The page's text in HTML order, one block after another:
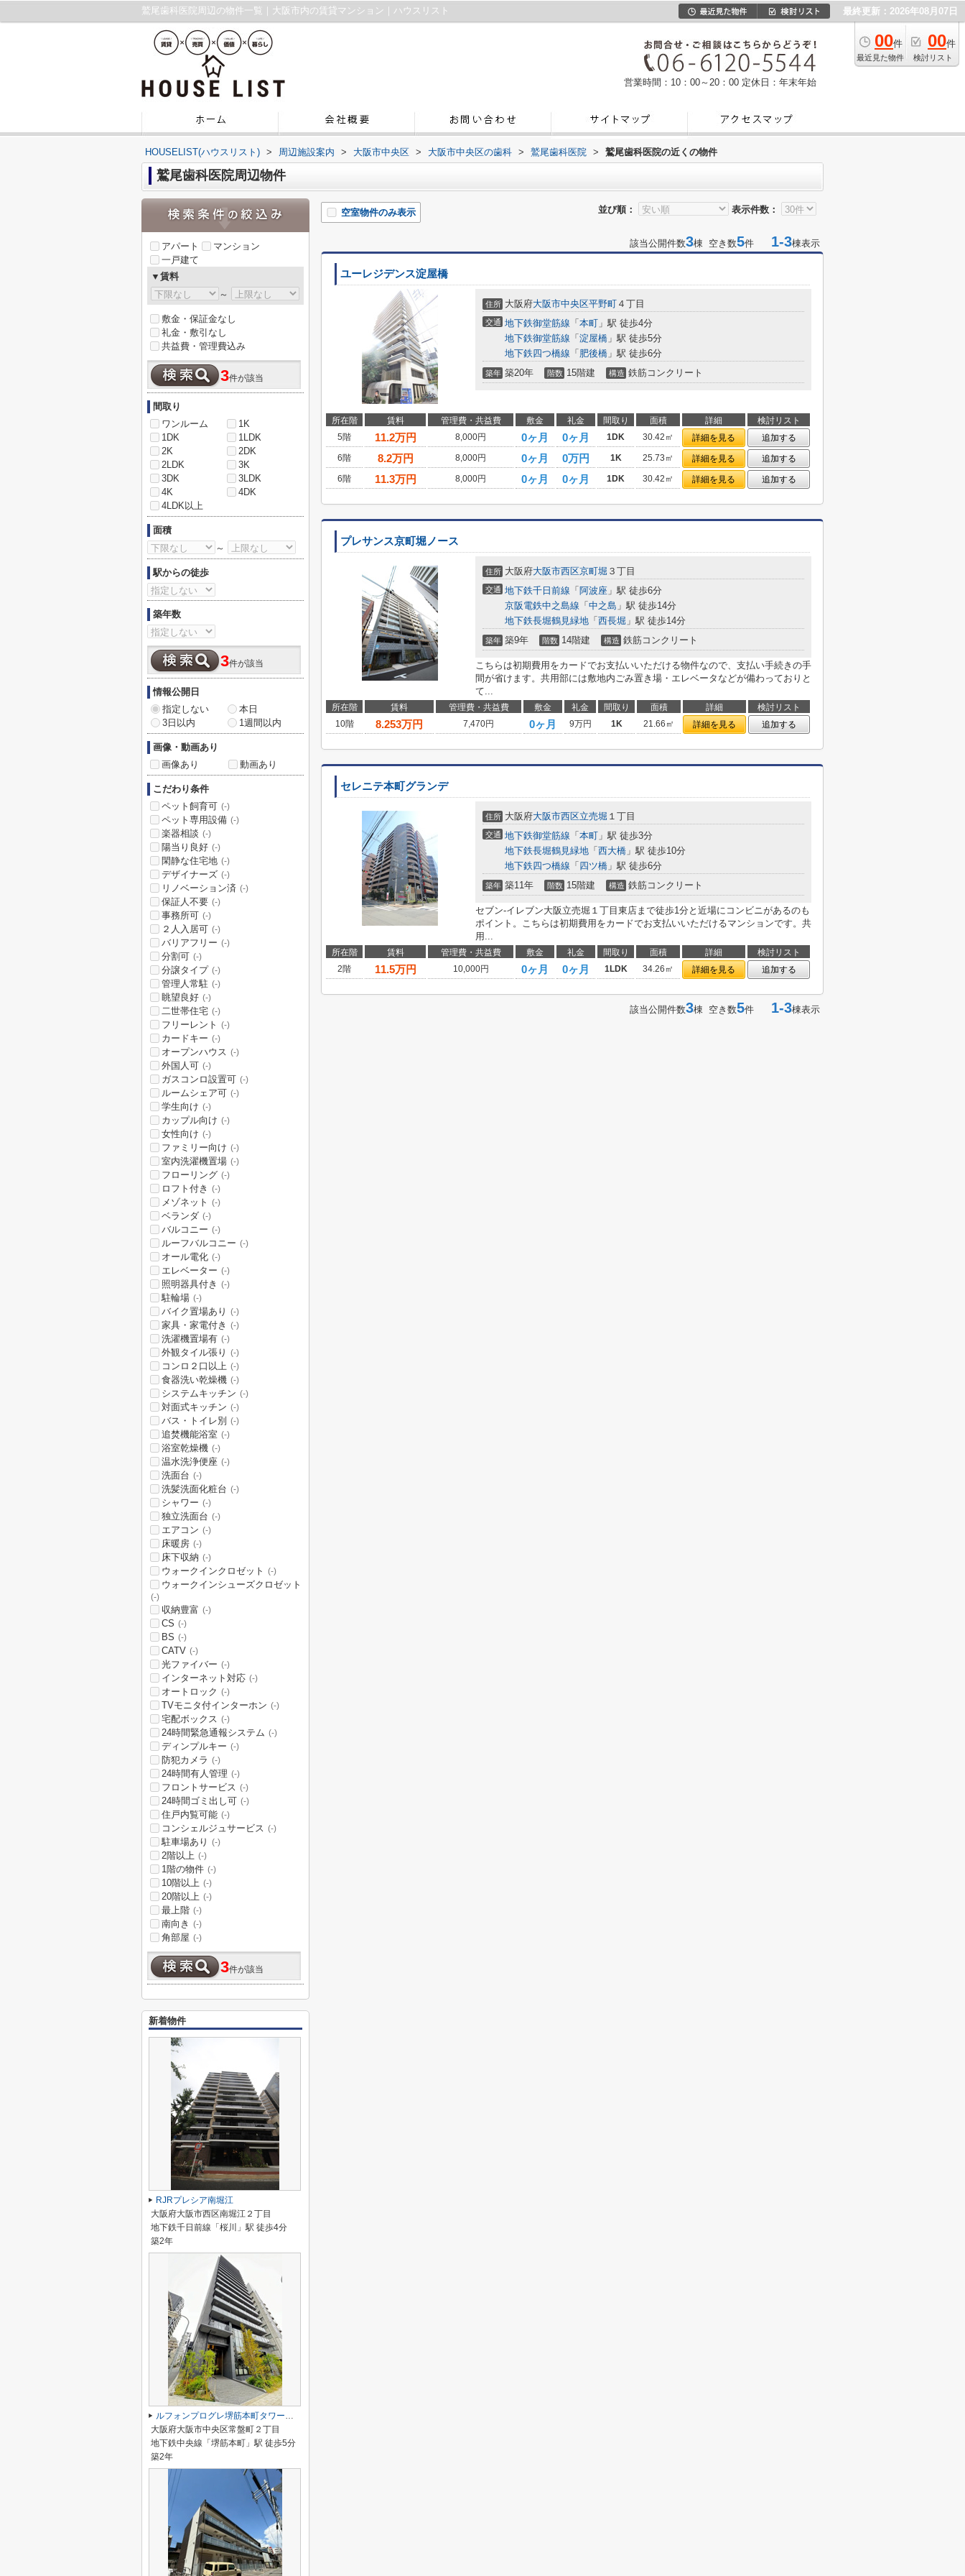
鷲尾歯科医院周辺の物件一覧｜大阪市内の賃貸マンション｜ハウスリスト 最終更新：2026年08月07日
00件
最近見た物件
00件
検討リスト
営業時間：10：00～20：00 定休日：年末年始
HOUSELIST(ハウスリスト) > 周辺施設案内 > 大阪市中央区 > 大阪市中央区の歯科 > 鷲尾歯科医院 > 鷲尾歯科医院の近くの物件
鷲尾歯科医院周辺物件
並び順： 表示件数：
空室物件のみ表示
該当公開件数3棟 空き数5件 1-3棟表示
ユーレジデンス淀屋橋
住所 大阪府大阪市中央区平野町 ４丁目
交通 地下鉄御堂筋線 「 本町 」駅 徒歩4分
地下鉄御堂筋線 「 淀屋橋 」駅 徒歩5分
地下鉄四つ橋線 「 肥後橋 」駅 徒歩6分
築年 築20年 階数 15階建 構造 鉄筋コンクリート
所在階 賃料 管理費・共益費 敷金 礼金 間取り 面積 詳細
検討リスト
5階
11.2万円 8,000円 0ヶ月 0ヶ月 1DK 30.42㎡ 詳細を見る
追加する
6階
8.2万円 8,000円 0ヶ月 0万円 1K 25.73㎡ 詳細を見る
追加する
6階
11.3万円 8,000円 0ヶ月 0ヶ月 1DK 30.42㎡ 詳細を見る 追加する
プレサンス京町堀ノース
住所 大阪府大阪市西区京町堀 ３丁目
交通 地下鉄千日前線 「 阿波座 」駅 徒歩6分
京阪電鉄中之島線 「 中之島 」駅 徒歩14分
地下鉄長堀鶴見緑地 「 西長堀 」駅 徒歩14分
築年 築9年 階数 14階建 構造 鉄筋コンクリート
こちらは初期費用をカードでお支払いいただける物件なので、支払い手続きの手
間が省けます。共用部には敷地内ごみ置き場・エレベータなどが備わっておりと
て...
所在階 賃料 管理費・共益費 敷金 礼金 間取り 面積 詳細
検討リスト
10階
8.253万円 7,470円 0ヶ月 9万円 1K 21.66㎡ 詳細を見る 追加する
セレニテ本町グランデ
住所 大阪府大阪市西区立売堀 １丁目
交通 地下鉄御堂筋線 「 本町 」駅 徒歩3分
地下鉄長堀鶴見緑地 「 西大橋 」駅 徒歩10分
地下鉄四つ橋線 「 四ツ橋 」駅 徒歩6分
築年 築11年 階数 15階建 構造 鉄筋コンクリート
セブン-イレブン大阪立売堀１丁目東店まで徒歩1分と近場にコンビニがあるのも
ポイント。こちらは初期費用をカードでお支払いいただけるマンションです。共
用...
所在階 賃料 管理費・共益費 敷金 礼金 間取り 面積 詳細
検討リスト
2階
11.5万円 10,000円 0ヶ月 0ヶ月 1LDK 34.26㎡ 詳細を見る 追加する
該当公開件数3棟 空き数5件 1-3棟表示
アパート
マンション
一戸建て
▼賃料
～
敷金・保証金なし
礼金・敷引なし
共益費・管理費込み
3件が該当
間取り
ワンルーム
1K
1DK
1LDK
2K
2DK
2LDK
3K
3DK
3LDK
4K
4DK
4LDK以上
面積
～
駅からの徒歩
築年数
3件が該当
情報公開日
指定しない
本日
3日以内
1週間以内
画像・動画あり
画像あり
動画あり
こだわり条件
ペット飼育可 (-)
ペット専用設備 (-)
楽器相談 (-)
陽当り良好 (-)
閑静な住宅地 (-)
デザイナーズ (-)
リノベーション済 (-)
保証人不要 (-)
事務所可 (-)
２人入居可 (-)
バリアフリー (-)
分割可 (-)
分譲タイプ (-)
管理人常駐 (-)
眺望良好 (-)
二世帯住宅 (-)
フリーレント (-)
カードキー (-)
オープンハウス (-)
外国人可 (-)
ガスコンロ設置可 (-)
ルームシェア可 (-)
学生向け (-)
カップル向け (-)
女性向け (-)
ファミリー向け (-)
室内洗濯機置場 (-)
フローリング (-)
ロフト付き (-)
メゾネット (-)
ベランダ (-)
バルコニー (-)
ルーフバルコニー (-)
オール電化 (-)
エレベーター (-)
照明器具付き (-)
駐輪場 (-)
バイク置場あり (-)
家具・家電付き (-)
洗濯機置場有 (-)
外観タイル張り (-)
コンロ２口以上 (-)
食器洗い乾燥機 (-)
システムキッチン (-)
対面式キッチン (-)
バス・トイレ別 (-)
追焚機能浴室 (-)
浴室乾燥機 (-)
温水洗浄便座 (-)
洗面台 (-)
洗髪洗面化粧台 (-)
シャワー (-)
独立洗面台 (-)
エアコン (-)
床暖房 (-)
床下収納 (-)
ウォークインクロゼット (-)
ウォークインシューズクロゼット
(-)
収納豊富 (-)
CS (-)
BS (-)
CATV (-)
光ファイバー (-)
インターネット対応 (-)
オートロック (-)
TVモニタ付インターホン (-)
宅配ボックス (-)
24時間緊急通報システム (-)
ディンプルキー (-)
防犯カメラ (-)
24時間有人管理 (-)
フロントサービス (-)
24時間ゴミ出し可 (-)
住戸内覧可能 (-)
コンシェルジュサービス (-)
駐車場あり (-)
2階以上 (-)
1階の物件 (-)
10階以上 (-)
20階以上 (-)
最上階 (-)
南向き (-)
角部屋 (-)
3件が該当
新着物件
RJRプレシア南堀江
大阪府大阪市西区南堀江２丁目
地下鉄千日前線「桜川」駅 徒歩4分
築2年
ルフォンプログレ堺筋本町タワーレジデンス
大阪府大阪市中央区常盤町２丁目
地下鉄中央線「堺筋本町」駅 徒歩5分
築2年